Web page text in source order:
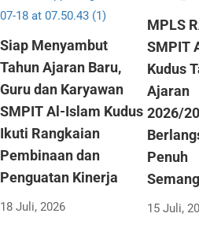
Siap Menyambut
Tahun Ajaran Baru,
Guru dan Karyawan
SMPIT Al-Islam Kudus
Ikuti Rangkaian
Pembinaan dan
Penguatan Kinerja
18 Juli, 2026
MPLS
SMPIT
Kudus
Ajaran
2026/
Penuh
15 Juli,